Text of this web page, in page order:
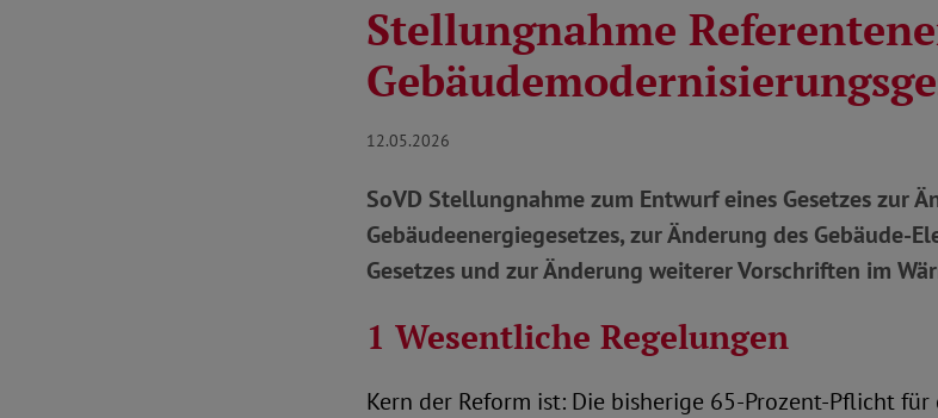
Stellungnahme
12.05.2026
SoVD Stellungnahme zum Entwurf eines Gesetzes zur
Gebäudeenergiegesetzes, zur Änderung des
Gesetzes und zur Änderung weiterer Vorschriften im
1 Wesentliche Regelungen
Kern der Reform ist: Die bisherige 65-Prozent-Pflicht